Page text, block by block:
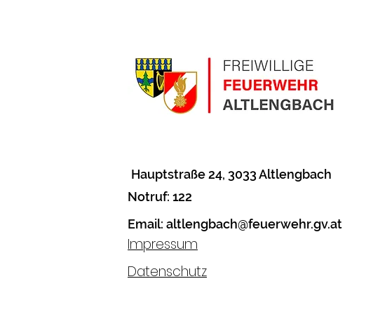
Hauptstraße 24, 3033 Altlengbach
Notruf: 122
Email: altlengbach@feuerwehr.gv.at
Impressum
Datenschutz